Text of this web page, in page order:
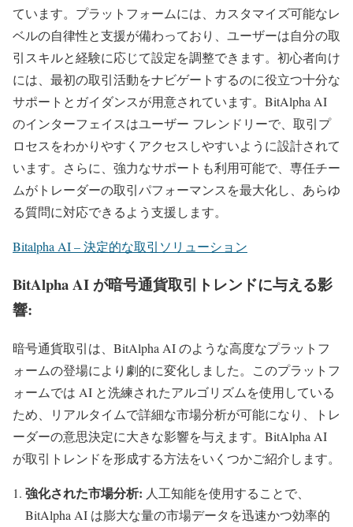
ています。プラットフォームには、カスタマイズ可能なレ
ベルの自律性と支援が備わっており、ユーザーは自分の取
引スキルと経験に応じて設定を調整できます。初心者向け
には、最初の取引活動をナビゲートするのに役立つ十分な
サポートとガイダンスが用意されています。BitAlpha AI
のインターフェイスはユーザー フレンドリーで、取引プ
ロセスをわかりやすくアクセスしやすいように設計されて
います。さらに、強力なサポートも利用可能で、専任チー
ムがトレーダーの取引パフォーマンスを最大化し、あらゆ
る質問に対応できるよう支援します。
Bitalpha AI – 決定的な取引ソリューション
BitAlpha AI が暗号通貨取引トレンドに与える影
響:
暗号通貨取引は、BitAlpha AI のような高度なプラットフ
ォームの登場により劇的に変化しました。このプラットフ
ォームでは AI と洗練されたアルゴリズムを使用している
ため、リアルタイムで詳細な市場分析が可能になり、トレ
ーダーの意思決定に大きな影響を与えます。BitAlpha AI
が取引トレンドを形成する方法をいくつかご紹介します。
強化された市場分析: 人工知能を使用することで、
BitAlpha AI は膨大な量の市場データを迅速かつ効率的